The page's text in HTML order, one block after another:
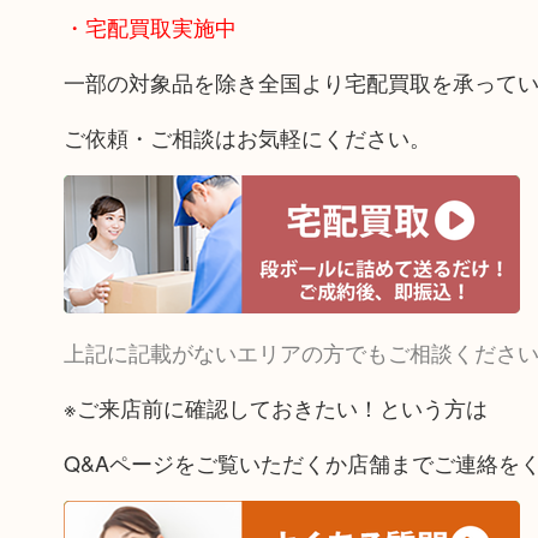
・宅配買取実施中
一部の対象品を除き全国より宅配買取を承ってい
ご依頼・ご相談はお気軽にください。
上記に記載がないエリアの方でもご相談ください
※ご来店前に確認しておきたい！という方は
Q&Aページをご覧いただくか店舗までご連絡をく